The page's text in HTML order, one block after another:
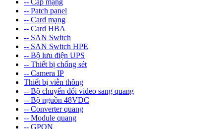
-- Patch panel
-- Card mạng
-- Card HBA
-- SAN Switch
-- SAN Switch HPE
-- Bộ lưu điện UPS
-- Thiết bị chống sét
-- Camera IP
Thiết bị viễn thông
-- Bộ chuyển đổi video sang quang
-- Bộ nguồn 48VDC
-- Converter quang
-- Module quang
-- GPON